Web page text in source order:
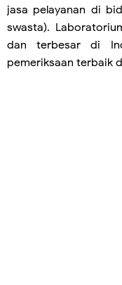
jasa pelayanan di
swasta).
dan terbesar di
pemeriksaan terbaik